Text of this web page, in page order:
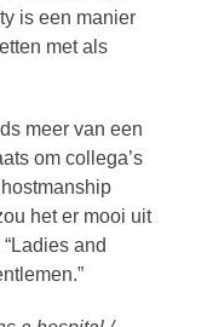
is een manier
met als
meer van een
om collega’s
het er mooi uit
and